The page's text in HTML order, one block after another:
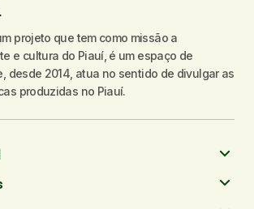
projeto que tem como missão a
e cultura do Piauí, é um espaço de
desde 2014, atua no sentido de divulgar as
produzidas no Piauí.